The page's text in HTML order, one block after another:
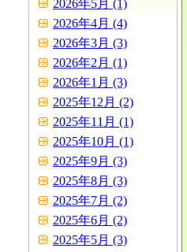
2026年5月 (1)
2026年4月 (4)
2026年3月 (3)
2026年2月 (1)
2026年1月 (3)
2025年12月 (2)
2025年11月 (1)
2025年10月 (1)
2025年9月 (3)
2025年8月 (3)
2025年7月 (2)
2025年6月 (2)
2025年5月 (3)